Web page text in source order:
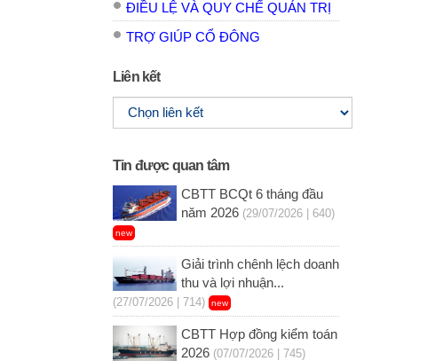
ĐIỀU LỆ VÀ QUY CHẾ QUẢN TRỊ
TRỢ GIÚP CỔ ĐÔNG
Liên kết
Tin được quan tâm
CBTT BCQt 6 tháng đầu
năm 2026 (29/07/2026 | 640)
new
Giải trình chênh lệch doanh
thu và lợi nhuận...
(27/07/2026 | 714) new
CBTT Hợp đồng kiểm toán
2026 (07/07/2026 | 745)